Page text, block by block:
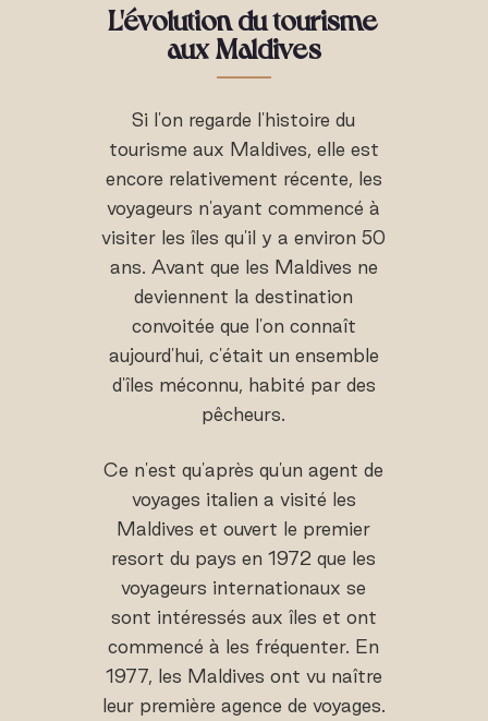
L'évolution du tourisme
aux Maldives
Si l'on regarde l'histoire du
tourisme aux Maldives, elle est
encore relativement récente, les
voyageurs n'ayant commencé à
visiter les îles qu'il y a environ 50
ans. Avant que les Maldives ne
deviennent la destination
convoitée que l'on connaît
aujourd'hui, c'était un ensemble
d'îles méconnu, habité par des
pêcheurs.
Ce n'est qu'après qu'un agent de
voyages italien a visité les
Maldives et ouvert le premier
resort du pays en 1972 que les
voyageurs internationaux se
sont intéressés aux îles et ont
commencé à les fréquenter. En
1977, les Maldives ont vu naître
leur première agence de voyages.